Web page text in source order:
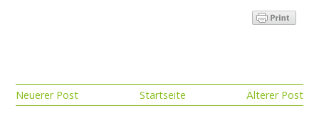
Neuerer Post Älterer Post
Startseite